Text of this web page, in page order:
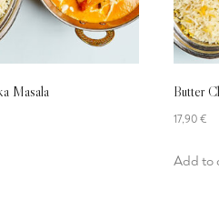
Masala Butter
17,90€
Add to